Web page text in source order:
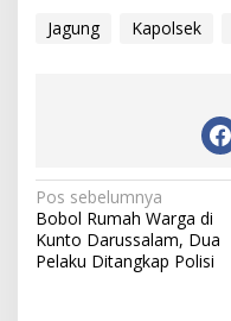
Jagung Kapolsek
Navigasi
pos
Pos sebelumnya
Bobol Rumah Warga di
Kunto Darussalam, Dua
Pelaku Ditangkap Polisi